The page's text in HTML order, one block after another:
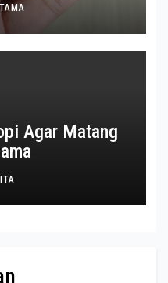
Agar Matang